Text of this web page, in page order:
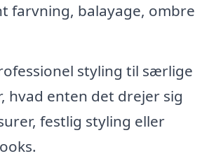
farvning, balayage, ombre
styling til særlige
hvad enten det drejer sig
festlig styling eller